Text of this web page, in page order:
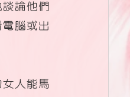
論他們
腦或出
人能馬